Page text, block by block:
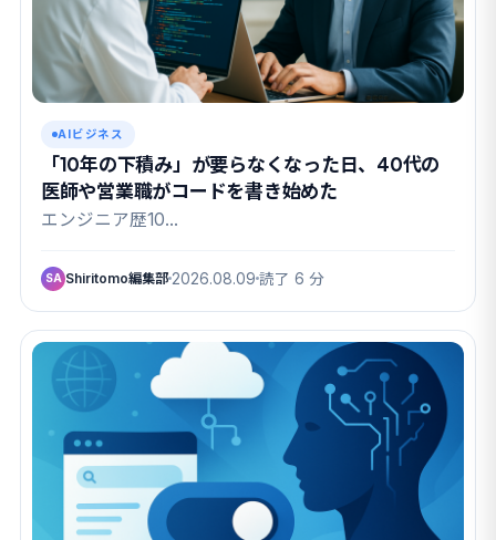
AIビジネス
「10年の下積み」が要らなくなった日、40代の
医師や営業職がコードを書き始めた
エンジニア歴10…
SA Shiritomo編集部 2026.08.09 読了 6 分